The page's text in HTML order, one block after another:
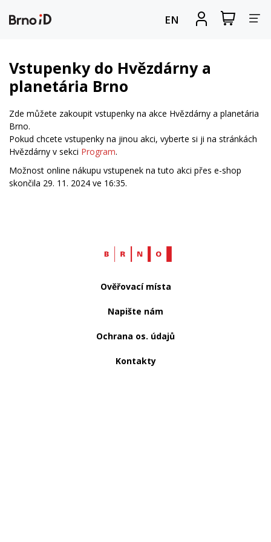
EN
Zobrazit
nákupní
Vstupenky do Hvězdárny a
planetária Brno
Zde můžete zakoupit vstupenky na akce Hvězdárny a planetária
Brno.
Pokud chcete vstupenky na jinou akci, vyberte si ji na stránkách
Hvězdárny v sekci Program.
Možnost online nákupu vstupenek na tuto akci přes e-shop
skončila 29. 11. 2024 ve 16:35.
Web
Ověřovací místa
Napište nám
Ochrana os. údajů
Kontakty